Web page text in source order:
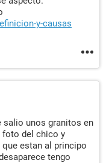
y-causas
salio unos granitos en
foto del chico y
estan al principo
tengo